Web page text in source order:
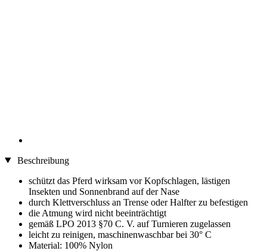
Beschreibung
schützt das Pferd wirksam vor Kopfschlagen, lästigen
Insekten und Sonnenbrand auf der Nase
durch Klettverschluss an Trense oder Halfter zu befestigen
die Atmung wird nicht beeinträchtigt
gemäß LPO 2013 §70 C. V. auf Turnieren zugelassen
leicht zu reinigen, maschinenwaschbar bei 30° C
Material: 100% Nylon